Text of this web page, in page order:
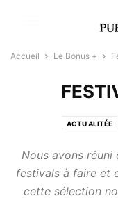
Accueil Le Bonus +
ACTU ALITÉE
Nous avons réuni
festivals à faire et
cette sélection